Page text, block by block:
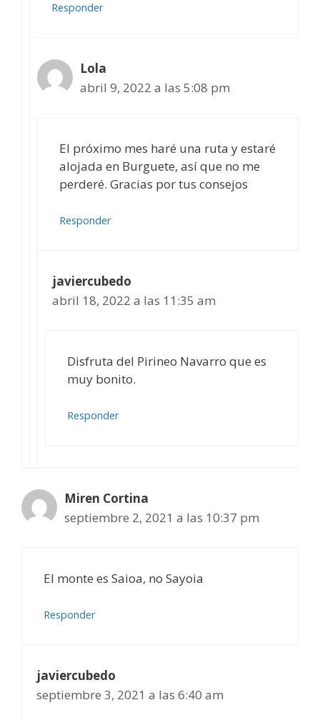
Responder
Lola
abril 9, 2022 a las 5:08 pm
El próximo mes haré una ruta y estaré
alojada en Burguete, así que no me
perderé. Gracias por tus consejos
Responder
javiercubedo
abril 18, 2022 a las 11:35 am
Disfruta del Pirineo Navarro que es
muy bonito.
Responder
Miren Cortina
septiembre 2, 2021 a las 10:37 pm
El monte es Saioa, no Sayoia
Responder
javiercubedo
septiembre 3, 2021 a las 6:40 am